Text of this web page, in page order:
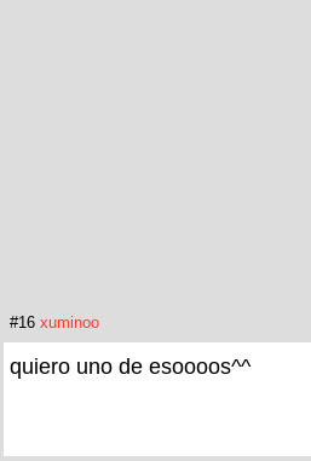
#16 xuminoo
quiero uno de esoooos^^